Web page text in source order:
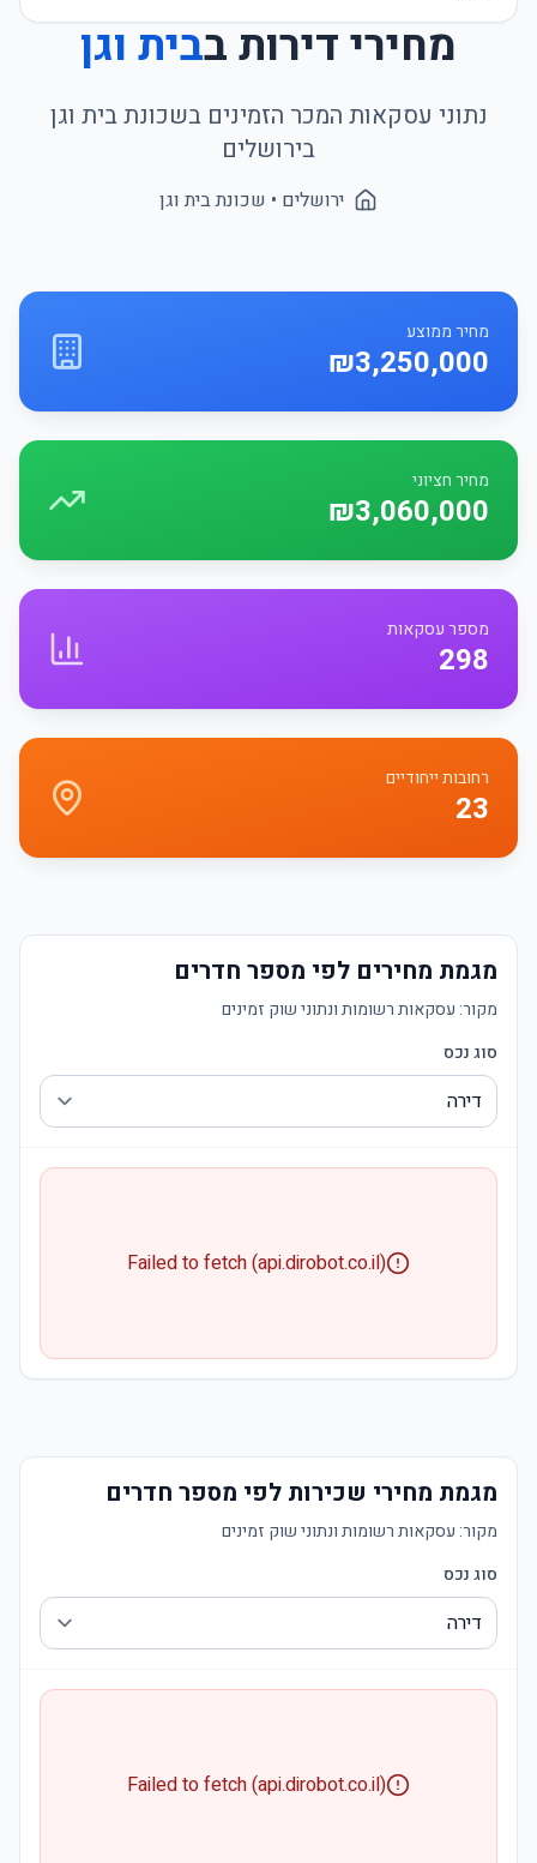
מחירי דירות בבית וגן
נתוני עסקאות המכר הזמינים בשכונתבית וגן
בירושלים
ירושלים • שכונתבית וגן
מחיר ממוצע
₪3,250,000
מחיר חציוני
₪3,060,000
מספר עסקאות
298
רחובות ייחודיים
23
מגמת מחירים לפי מספר חדרים
מקור: עסקאות רשומות ונתוני שוק זמינים
סוג נכס
Failed to fetch (api.dirobot.co.il)
מגמת מחירי שכירות לפי מספר חדרים
מקור: עסקאות רשומות ונתוני שוק זמינים
סוג נכס
Failed to fetch (api.dirobot.co.il)